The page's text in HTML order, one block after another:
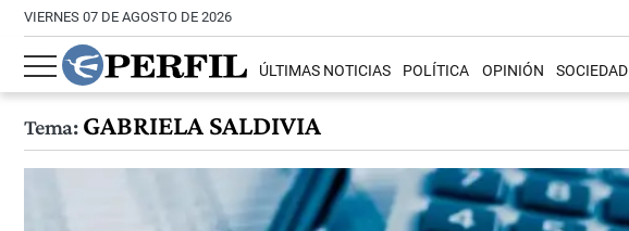
VIERNES 07 DE AGOSTO DE 2026
ÚLTIMAS NOTICIAS POLÍTICA OPINIÓN SOCIEDAD
Tema:GABRIELA SALDIVIA